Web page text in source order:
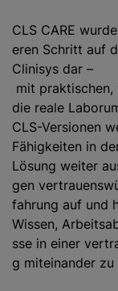
CLS CARE
eren Schritt auf
Clinisys dar –
mit praktischen,
die reale
CLS-Versionen
Fähigkeiten in
Lösung weiter
gen
fahrung auf und
Wissen,
sse in einer
g miteinander zu